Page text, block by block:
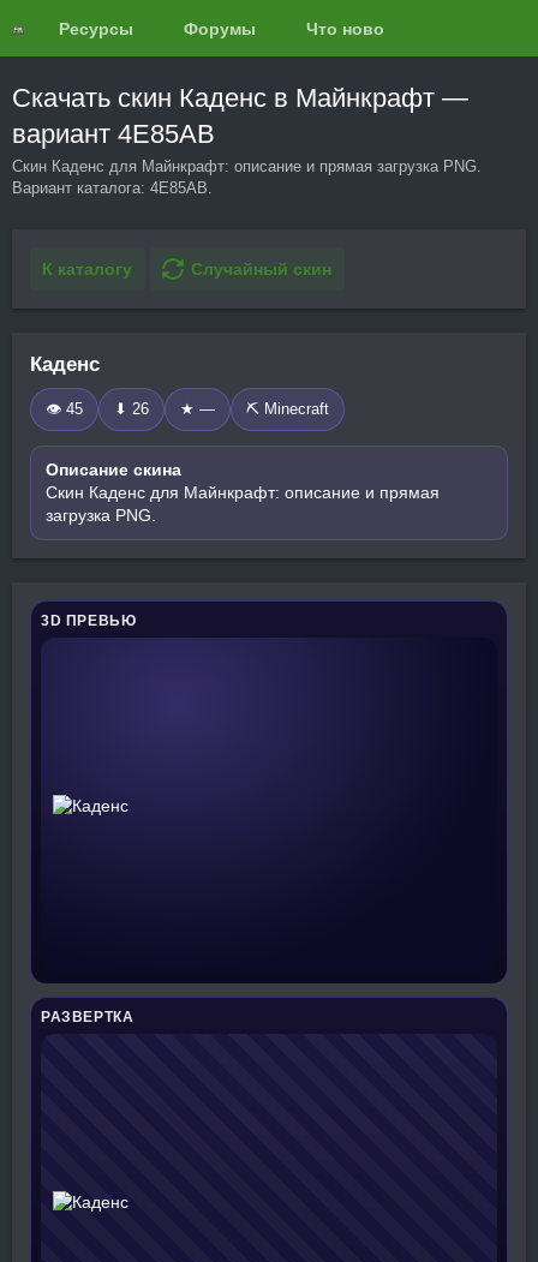
Ресурсы Форумы Что нового?
Скачать скин Каденс в Майнкрафт —
вариант 4E85AB
Скин Каденс для Майнкрафт: описание и прямая загрузка PNG.
Вариант каталога: 4E85AB.
К каталогу Случайный скин
Каденс
👁 45 ⬇ 26 ★ — ⛏️ Minecraft
Описание скина
Скин Каденс для Майнкрафт: описание и прямая
загрузка PNG.
3D ПРЕВЬЮ
РАЗВЕРТКА